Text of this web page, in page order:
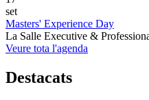
set
Masters' Experience Day
La Salle Executive &
Veure tota l'agenda
Destacats